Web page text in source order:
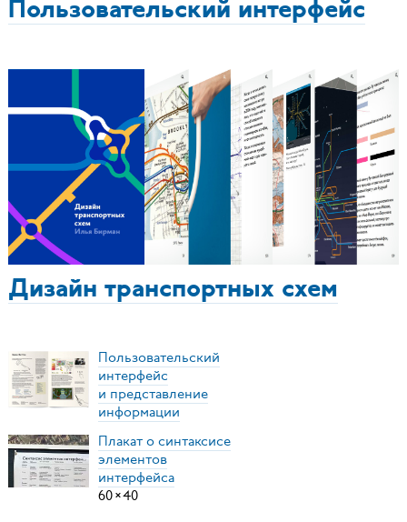
Пользовательский интерфейс
Дизайн транспортных схем
Пользовательский
интерфейс
и представление
информации
Плакат о синтаксисе
элементов
интерфейса
60×40